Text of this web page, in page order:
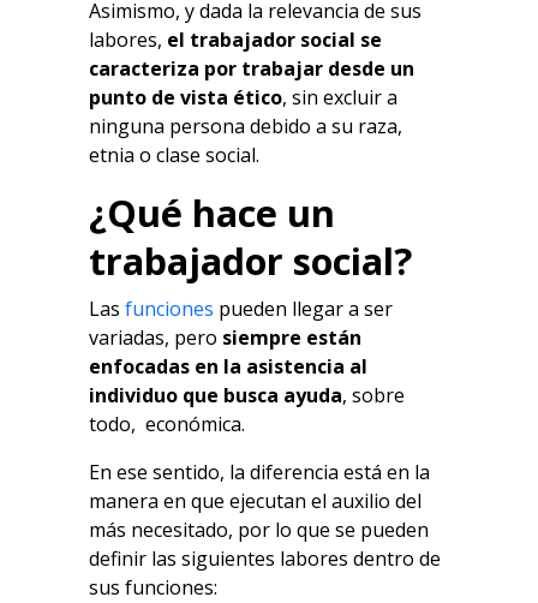
Asimismo, y dada la relevancia de sus
labores, el trabajador social se
caracteriza por trabajar desde un
punto de vista ético, sin excluir a
ninguna persona debido a su raza,
etnia o clase social.
¿Qué hace un
trabajador social?
Las funciones pueden llegar a ser
variadas, pero siempre están
enfocadas en la asistencia al
individuo que busca ayuda, sobre
todo, económica.
En ese sentido, la diferencia está en la
manera en que ejecutan el auxilio del
más necesitado, por lo que se pueden
definir las siguientes labores dentro de
sus funciones: